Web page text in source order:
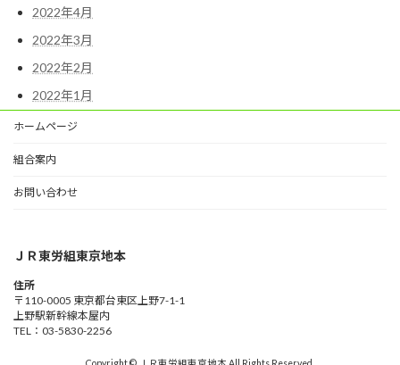
2022年4月
2022年3月
2022年2月
2022年1月
ホームページ
組合案内
お問い合わせ
ＪＲ東労組東京地本
住所
〒110-0005 東京都台東区上野7-1-1
上野駅新幹線本屋内
TEL：03-5830-2256